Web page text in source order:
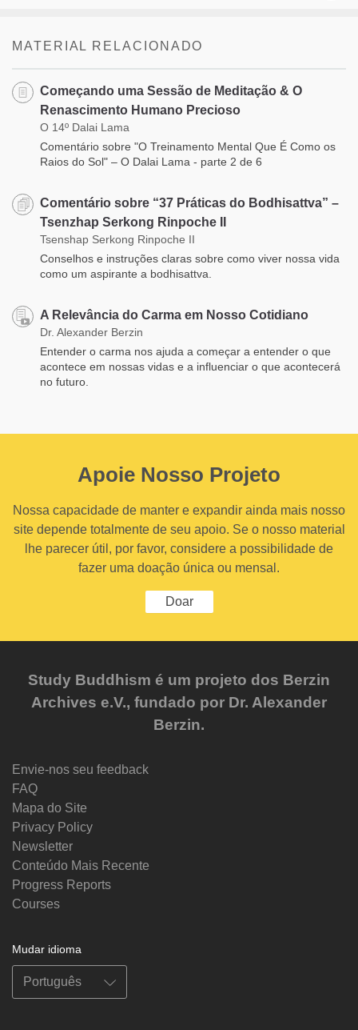
MATERIAL RELACIONADO
Começando uma Sessão de Meditação & O
Renascimento Humano Precioso
O 14º Dalai Lama
Comentário sobre "O Treinamento Mental Que É Como os
Raios do Sol" – O Dalai Lama - parte 2 de 6
Comentário sobre “37 Práticas do Bodhisattva” –
Tsenzhap Serkong Rinpoche II
Tsenshap Serkong Rinpoche II
Conselhos e instruções claras sobre como viver nossa vida
como um aspirante a bodhisattva.
A Relevância do Carma em Nosso Cotidiano
Dr. Alexander Berzin
Entender o carma nos ajuda a começar a entender o que
acontece em nossas vidas e a influenciar o que acontecerá
no futuro.
Apoie Nosso Projeto
Nossa capacidade de manter e expandir ainda mais nosso
site depende totalmente de seu apoio. Se o nosso material
lhe parecer útil, por favor, considere a possibilidade de
fazer uma doação única ou mensal.
Doar
Study Buddhism é um projeto dos Berzin
Archives e.V., fundado por Dr. Alexander
Berzin.
Envie-nos seu feedback
FAQ
Mapa do Site
Privacy Policy
Newsletter
Conteúdo Mais Recente
Progress Reports
Courses
Mudar idioma